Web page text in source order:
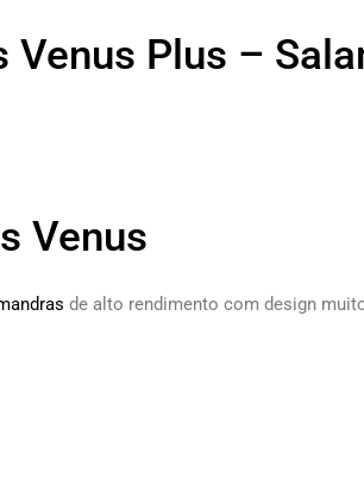
Plus –
Venus
de alto rendimento com design